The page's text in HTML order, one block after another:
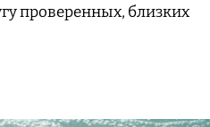
проверенных, близких